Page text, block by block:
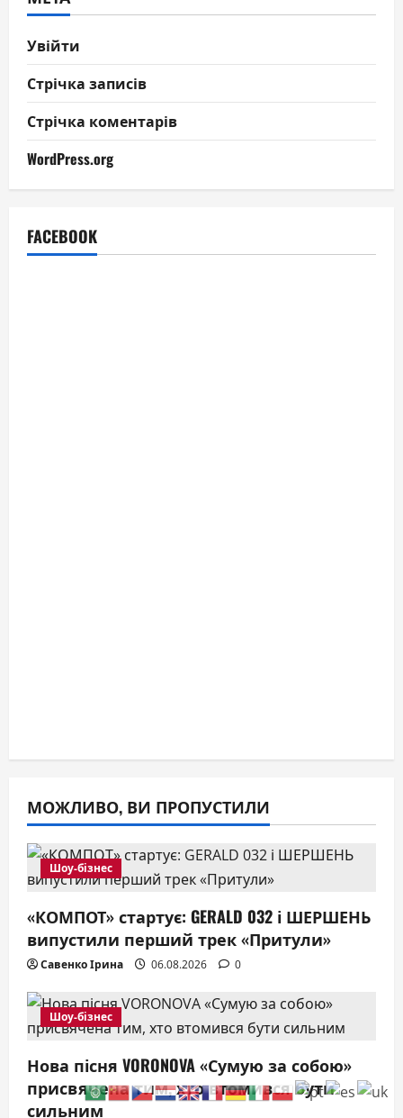
Увійти
Стрічка записів
Стрічка коментарів
WordPress.org
FACEBOOK
МОЖЛИВО, ВИ ПРОПУСТИЛИ
Шоу-бізнес
«КОМПОТ» стартує: GERALD 032 і ШЕРШЕНЬ
випустили перший трек «Притули»
Савенко Ірина 06.08.2026 0
Шоу-бізнес
Нова пісня VORONOVA «Сумую за собою»
присвячена тим, хто втомився бути
сильним